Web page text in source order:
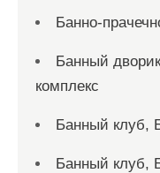
Банно-
Банный
комплекс
Банный клуб,
Банный клуб,